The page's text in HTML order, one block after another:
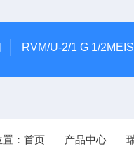
RVM/U-2/1 G 1/
置：首页 产品中心